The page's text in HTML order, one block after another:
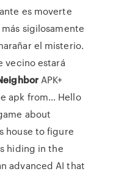
es moverte
sigilosamente
el misterio.
vecino estará
APK+
apk from… Hello
about
house to figure
hiding in the
advanced AI that